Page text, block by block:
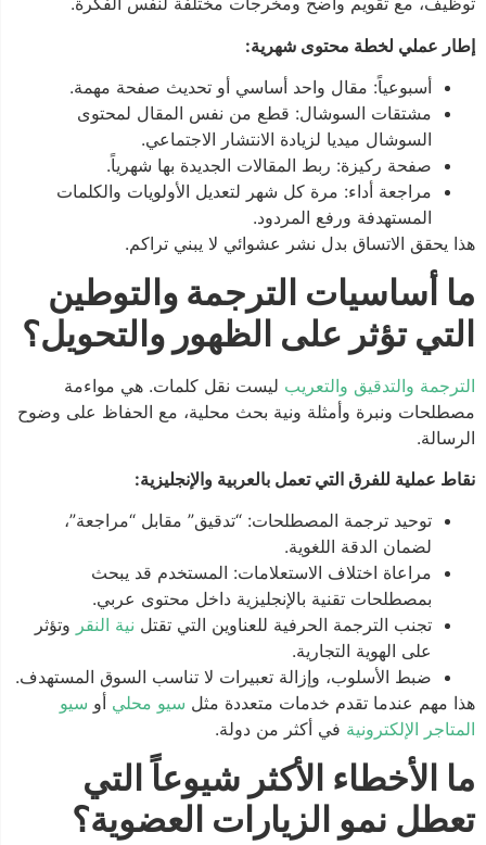
إطار عملي لخطة محتوى شهرية:
أسبوعياً: مقال واحد أساسي أو تحديث صفحة مهمة.
مشتقات السوشال: قطع من نفس المقال لمحتوى
السوشال ميديا لزيادة الانتشار الاجتماعي.
صفحة ركيزة: ربط المقالات الجديدة بها شهرياً.
مراجعة أداء: مرة كل شهر لتعديل الأولويات والكلمات
المستهدفة ورفع المردود.
هذا يحقق الاتساق بدل نشر عشوائي لا يبني تراكم.
ما أساسيات الترجمة والتوطين
التي تؤثر على الظهور والتحويل؟
الترجمة والتدقيق والتعريبليست نقل كلمات. هي مواءمة
مصطلحات ونبرة وأمثلة ونية بحث محلية، مع الحفاظ على وضوح
الرسالة.
نقاط عملية للفرق التي تعمل بالعربية والإنجليزية:
توحيد ترجمة المصطلحات: “تدقيق” مقابل “مراجعة”،
لضمان الدقة اللغوية.
مراعاة اختلاف الاستعلامات: المستخدم قد يبحث
بمصطلحات تقنية بالإنجليزية داخل محتوى عربي.
تجنب الترجمة الحرفية للعناوين التي تقتل نية النقر وتؤثر
على الهوية التجارية.
ضبط الأسلوب، وإزالة تعبيرات لا تناسب السوق المستهدف.
هذا مهم عندما تقدم خدمات متعددة مثل سيو محلي أو سيو
المتاجر الإلكترونيةفي أكثر من دولة.
ما الأخطاء الأكثر شيوعاً التي
تعطل نمو الزيارات العضوية؟